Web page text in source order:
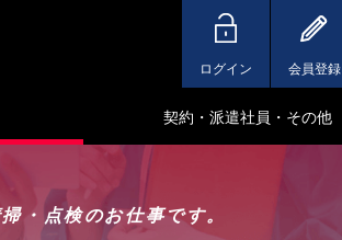
ログイン 会員登録
契約・派遣社員・その他
・点検のお仕事です。